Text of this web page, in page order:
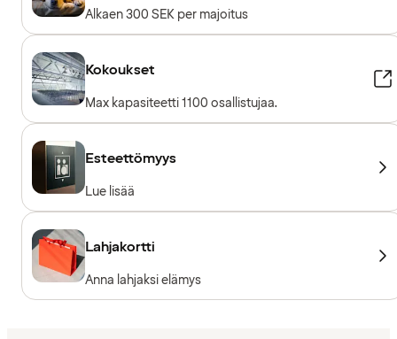
Alkaen 300 SEK per majoitus
Kokoukset
Max kapasiteetti 1100 osallistujaa.
Esteettömyys
Lue lisää
Lahjakortti
Anna lahjaksi elämys